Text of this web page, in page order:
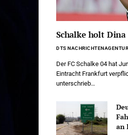
Schalke holt Dina
DTS NACHRICHTENAGENTUR
Der FC Schalke 04 hat
Eintracht Frankfurt
unterschrieb…
an